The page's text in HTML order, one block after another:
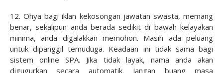
12. Ohya bagi iklan kekosongan jawatan swasta, memang
benar, sekalipun anda berada sedikit di bawah kelayakan
minima, anda digalakkan memohon. Masih ada peluang
untuk dipanggil temuduga. Keadaan ini tidak sama bagi
sistem online SPA. Jika tidak layak, nama anda akan
digugurkan secara automatik. Jangan buang masa